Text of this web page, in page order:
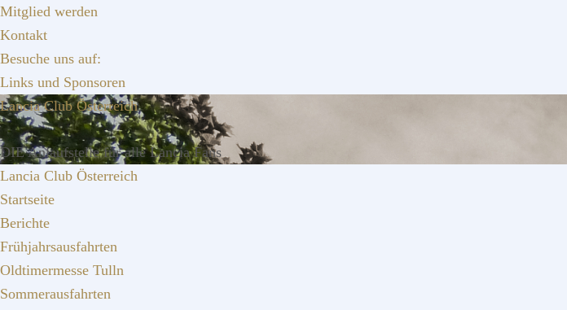
Zur
springen
Zum
springen
Zur
springen
Mitglied werden
Kontakt
Besuche uns auf:
Links und Sponsoren
Lancia Club Österreich
DIE Anlaufstelle für alle Lancia Fans
Lancia Club Österreich
Startseite
Berichte
Frühjahrsausfahrten
Oldtimermesse Tulln
Sommerausfahrten